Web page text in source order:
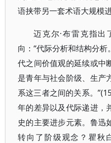
语挟带另一套术语大规模
迈克尔·布雷克指出
向：“代际分析和结构分
代之间价值观的延续或中
是青年与社会阶级、生产
系这三者之间的关系。
年的差异以及代际递进，
史的主要进步元素。鲁迅
转向了阶级观念？瞿秋